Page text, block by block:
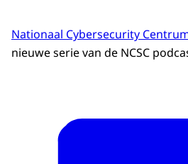
Nationaal Cybersecurity
nieuwe serie van de NCSC